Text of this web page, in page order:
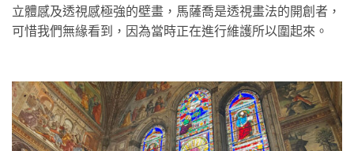
立體感及透視感極強的壁畫，馬薩喬是透視畫法的開創者，
可惜我們無緣看到，因為當時正在進行維護所以圍起來。